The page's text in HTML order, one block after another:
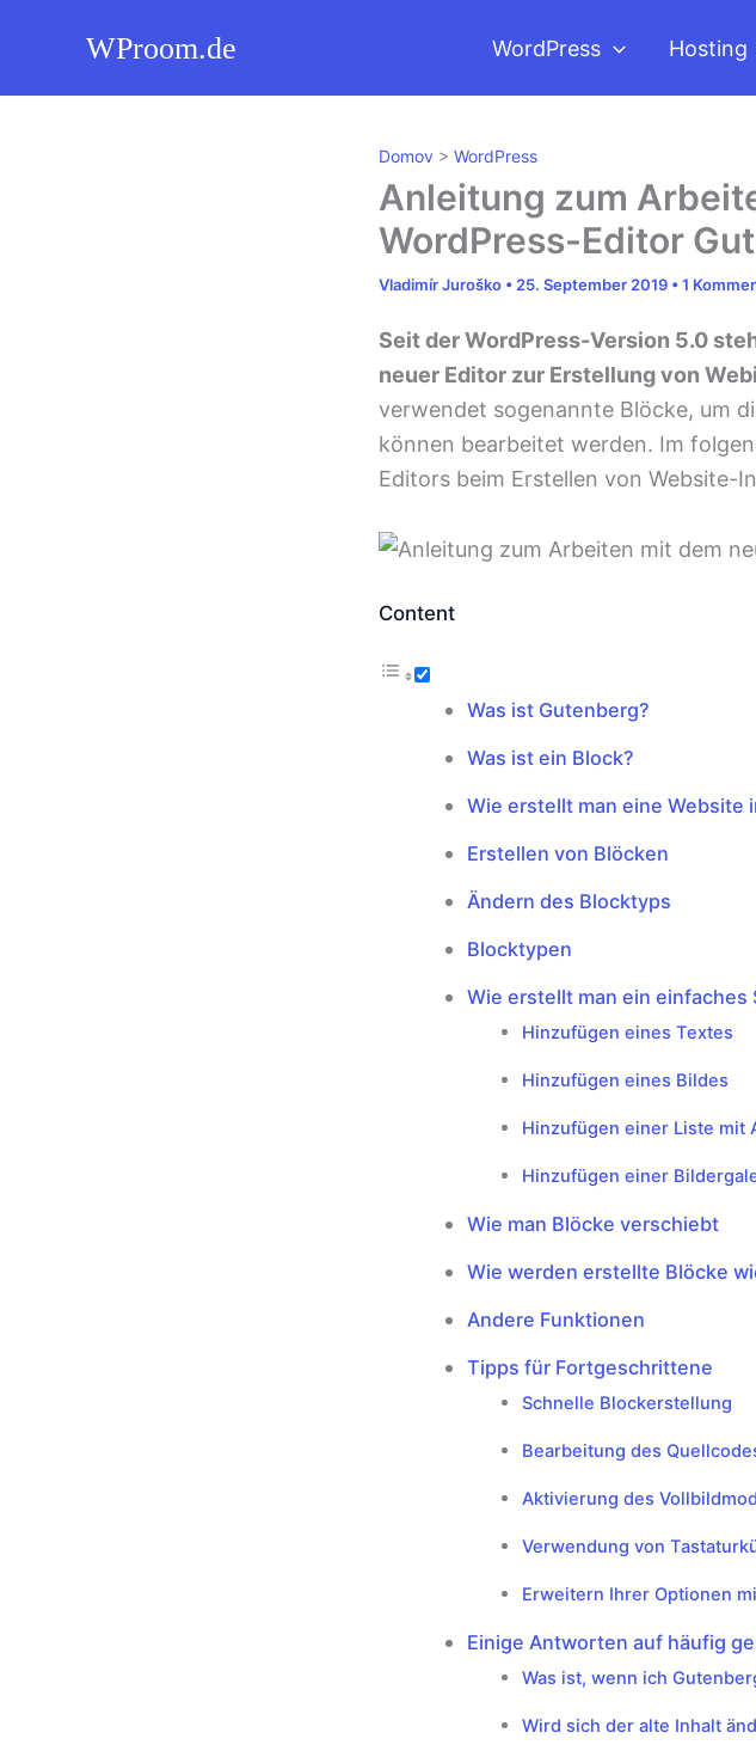
WProom.de WordPress Hosting
Domov > WordPress
Anleitung zum
WordPress-Editor
Vladimír Juroško • 25. September 2019 •1
Seit der WordPress-Version 5.0
neuer Editor zur Erstellung von
verwendet sogenannte Blöcke, um
können bearbeitet werden. Im
Editors beim Erstellen von Website-
Content
Was ist Gutenberg?
Was ist ein Block?
Wie erstellt man eine Website
Erstellen von Blöcken
Ändern des Blocktyps
Blocktypen
Wie erstellt man ein einfaches
Hinzufügen eines Textes
Hinzufügen eines Bildes
Hinzufügen einer Liste mit
Hinzufügen einer
Wie man Blöcke verschiebt
Wie werden erstellte Blöcke
Andere Funktionen
Tipps für Fortgeschrittene
Schnelle Blockerstellung
Bearbeitung des
Aktivierung des
Verwendung von
Erweitern Ihrer Optionen
Einige Antworten auf häufig
Was ist, wenn ich
Wird sich der alte Inhalt